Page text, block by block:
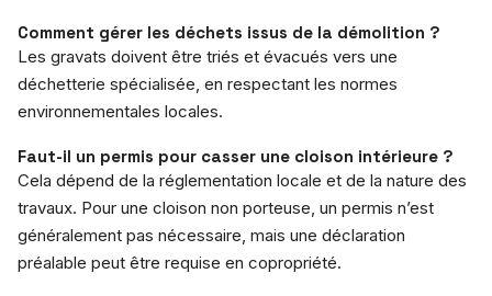
Comment gérer les déchets issus de la démolition ?
Les gravats doivent être triés et évacués vers une
déchetterie spécialisée, en respectant les normes
environnementales locales.
Faut-il un permis pour casser une cloison intérieure ?
Cela dépend de la réglementation locale et de la nature des
travaux. Pour une cloison non porteuse, un permis n’est
généralement pas nécessaire, mais une déclaration
préalable peut être requise en copropriété.